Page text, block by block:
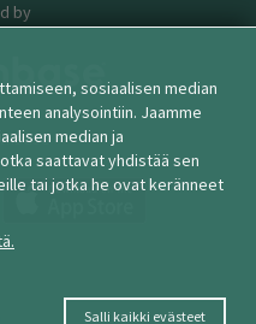
by
sosiaalisen median
analysointiin. Jaamme
median ja
saattavat yhdistää sen
tai jotka he ovat keränneet
Salli kaikki evästeet